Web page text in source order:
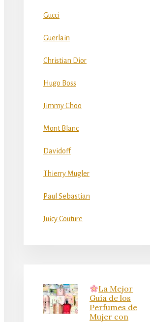
Gucci
Guerlain
Christian Dior
Hugo Boss
Jimmy Choo
Mont Blanc
Davidoff
Thierry Mugler
Paul Sebastian
Juicy Couture
La Mejor
Guía de los
Perfumes de
Mujer con